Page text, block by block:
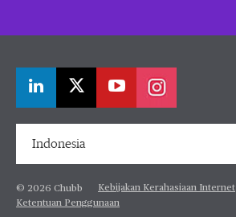
Indonesia
© 2026 Chubb
Kebijakan Kerahasiaan Internet
Ketentuan Penggunaan